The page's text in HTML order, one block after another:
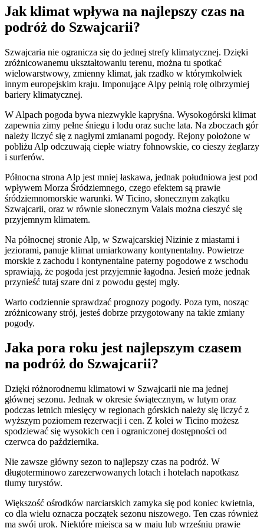
Jak klimat wpływa na najlepszy czas na
podróż do Szwajcarii?
Szwajcaria nie ogranicza się do jednej strefy klimatycznej. Dzięki
zróżnicowanemu ukształtowaniu terenu, można tu spotkać
wielowarstwowy, zmienny klimat, jak rzadko w którymkolwiek
innym europejskim kraju. Imponujące Alpy pełnią rolę olbrzymiej
bariery klimatycznej.
W Alpach pogoda bywa niezwykle kapryśna. Wysokogórski klimat
zapewnia zimy pełne śniegu i lodu oraz suche lata. Na zboczach gór
należy liczyć się z nagłymi zmianami pogody. Rejony położone w
pobliżu Alp odczuwają ciepłe wiatry fohnowskie, co cieszy żeglarzy
i surferów.
Północna strona Alp jest mniej łaskawa, jednak południowa jest pod
wpływem Morza Śródziemnego, czego efektem są prawie
śródziemnomorskie warunki. W Ticino, słonecznym zakątku
Szwajcarii, oraz w równie słonecznym Valais można cieszyć się
przyjemnym klimatem.
Na północnej stronie Alp, w Szwajcarskiej Nizinie z miastami i
jeziorami, panuje klimat umiarkowany kontynentalny. Powietrze
morskie z zachodu i kontynentalne paterny pogodowe z wschodu
sprawiają, że pogoda jest przyjemnie łagodna. Jesień może jednak
przynieść tutaj szare dni z powodu gęstej mgły.
Warto codziennie sprawdzać prognozy pogody. Poza tym, nosząc
zróżnicowany strój, jesteś dobrze przygotowany na takie zmiany
pogody.
Jaka pora roku jest najlepszym czasem
na podróż do Szwajcarii?
Dzięki różnorodnemu klimatowi w Szwajcarii nie ma jednej
głównej sezonu. Jednak w okresie świątecznym, w lutym oraz
podczas letnich miesięcy w regionach górskich należy się liczyć z
wyższym poziomem rezerwacji i cen. Z kolei w Ticino możesz
spodziewać się wysokich cen i ograniczonej dostępności od
czerwca do października.
Nie zawsze główny sezon to najlepszy czas na podróż. W
długoterminowo zarezerwowanych lotach i hotelach napotkasz
tłumy turystów.
Większość ośrodków narciarskich zamyka się pod koniec kwietnia,
co dla wielu oznacza początek sezonu niszowego. Ten czas również
ma swój urok. Niektóre miejsca są w maju lub wrześniu prawie